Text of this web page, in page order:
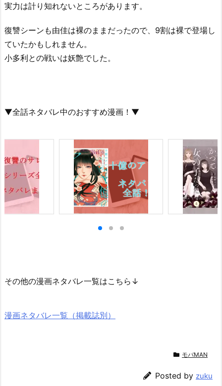
実力は計り知れないところがあります。
復讐シーンも由佳は裸のままだったので、9割は裸で登場し
ていたかもしれません。
小多利との戦いは妖艶でした。
▼全話ネタバレ中のおすすめ漫画！▼
その他の漫画ネタバレ一覧はこちら↓
漫画ネタバレ一覧（掲載誌別）
モバMAN
Posted by zuku